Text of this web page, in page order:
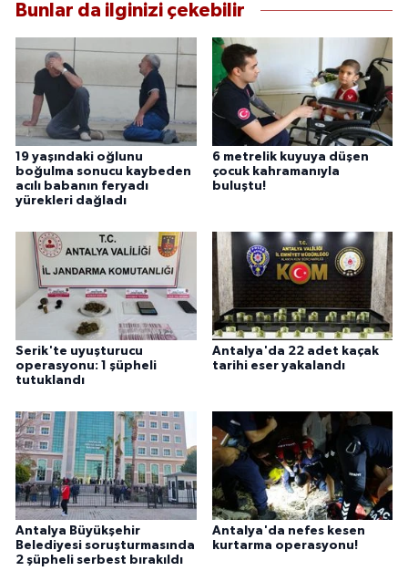
Bunlar da ilginizi çekebilir
19 yaşındaki oğlunu
boğulma sonucu kaybeden
acılı babanın feryadı
yürekleri dağladı
6 metrelik kuyuya düşen
çocuk kahramanıyla
buluştu!
Serik'te uyuşturucu
operasyonu: 1 şüpheli
tutuklandı
Antalya'da 22 adet kaçak
tarihi eser yakalandı
Antalya Büyükşehir
Belediyesi soruşturmasında
2 şüpheli serbest bırakıldı
Antalya'da nefes kesen
kurtarma operasyonu!